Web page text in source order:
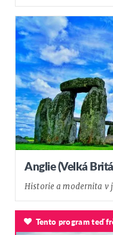
Anglie (Velká
Historie a modernita v
Tento program teď